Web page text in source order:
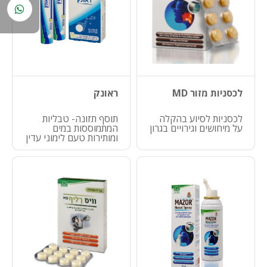
לכסניות מזור MD
לכסניות לסיוע בהקלה
על מיחושים וגירויים בגרון
ראונק
תוסף תזונה- טבליות
המתמוססות במים
ומותירות טעם לימוני עדין